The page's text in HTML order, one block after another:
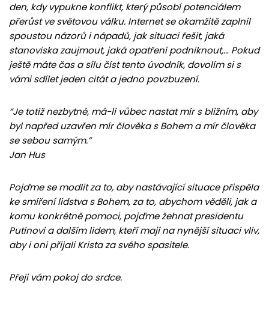
den, kdy vypukne konflikt, který působí potenciálem
přerůst ve světovou válku. Internet se okamžitě zaplnil
spoustou názorů i nápadů, jak situaci řešit, jaká
stanoviska zaujmout, jaká opatření podniknout,… Pokud
ještě máte čas a sílu číst tento úvodník, dovolím si s
vámi sdílet jeden citát a jedno povzbuzení.
“Je totiž nezbytné, má-li vůbec nastat mír s bližním, aby
byl napřed uzavřen mír člověka s Bohem a mír člověka
se sebou samým.”
Jan Hus
Pojďme se modlit za to, aby nastávající situace přispěla
ke smíření lidstva s Bohem, za to, abychom věděli, jak a
komu konkrétně pomoci, pojďme žehnat presidentu
Putinovi a dalším lidem, kteří mají na nynější situaci vliv,
aby i oni přijali Krista za svého spasitele.
Přeji vám pokoj do srdce.